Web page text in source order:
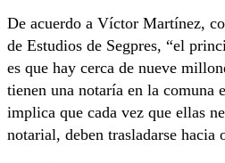
De acuerdo a Víctor Martínez,
de Estudios de Segpres, “el
es que hay cerca de nueve
tienen una notaría en la comuna
implica que cada vez que ellas
notarial, deben trasladarse hacia